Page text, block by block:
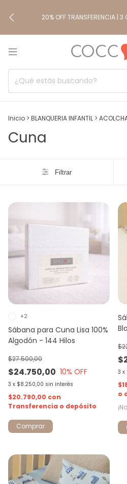
20% OFF TRANSFERENCIA | 3
Inicio > BLANQUERIA INFANTIL >
Cuna
Filtrar
Sábana para Cuna Lisa 100%
Algodón - 144 Hilos
$24.750,00
$27.500,00
10% OFF
3 x $8.250,00 sin interés
$20.790,00 con
Transferencia o depósito
+2
Comprar
3 x
o